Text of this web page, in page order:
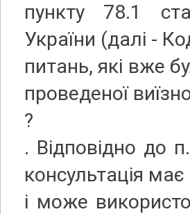
пункту 78.1
України (далі -
питань, які вже
проведеної
?
. Відповідно до
консультація
і може